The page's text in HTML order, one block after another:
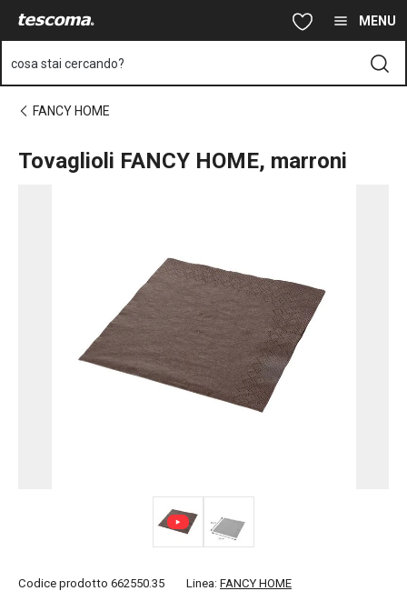
Vai al contenuto principale MENU
cosa stai cercando?
FANCY HOME
Tovaglioli FANCY HOME, marroni
Codice prodotto 662550.35 Linea: FANCY HOME